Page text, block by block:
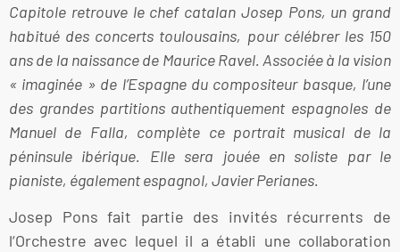
Capitole retrouve le chef catalan Josep Pons, un grand
habitué des concerts toulousains, pour célébrer les 150
ans de la naissance de Maurice Ravel. Associée à la vision
« imaginée » de l’Espagne du compositeur basque, l’une
des grandes partitions authentiquement espagnoles de
Manuel de Falla, complète ce portrait musical de la
péninsule ibérique. Elle sera jouée en soliste par le
pianiste, également espagnol, Javier Perianes.
Josep Pons fait partie des invités récurrents de
l‘Orchestre avec lequel il a établi une collaboration